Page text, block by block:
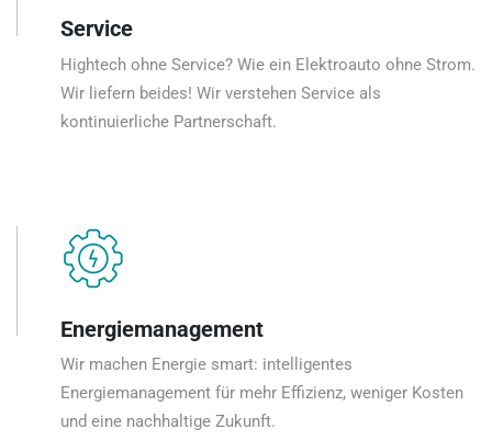
Service
Hightech ohne Service? Wie ein Elektroauto ohne Strom.
Wir liefern beides! Wir verstehen Service als
kontinuierliche Partnerschaft.
Energiemanagement
Wir machen Energie smart: intelligentes
Energiemanagement für mehr Effizienz, weniger Kosten
und eine nachhaltige Zukunft.